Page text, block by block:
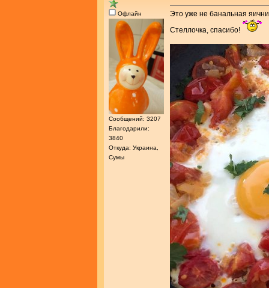
Офлайн
Сообщений: 3207
Благодарили:
3840
Откуда: Украина,
Сумы
Это уже не банальная
Стеллочка, спасибо!